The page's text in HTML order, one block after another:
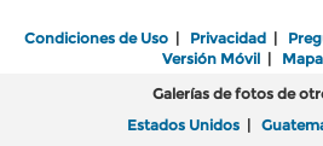
Condiciones de Uso | Privacidad |
Versión Móvil|
Galerías de fotos de
Estados Unidos |